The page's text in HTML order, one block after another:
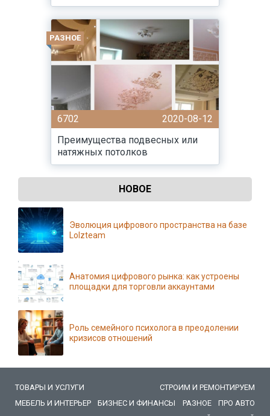
РАЗНОЕ
6702
2020-08-12
Преимущества подвесных или
натяжных потолков
НОВОЕ
Эволюция цифрового пространства на базе
Lolzteam
Анатомия цифрового рынка: как устроены
площадки для торговли аккаунтами
Роль семейного психолога в преодолении
кризисов отношений
ТОВАРЫ И УСЛУГИ
СТРОИМ И РЕМОНТИРУЕМ
МЕБЕЛЬ И ИНТЕРЬЕР
БИЗНЕС И ФИНАНСЫ РАЗНОЕ
ПРО АВТО